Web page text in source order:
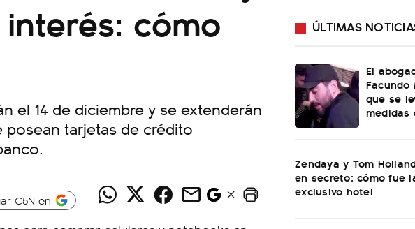
cómo
el 14 de diciembre y se extenderán
posean tarjetas de crédito
C5N en
ÚLTIMAS
El
Facundo
que se
medidas
Zendaya y Tom
en secreto: cómo fue
exclusivo hotel